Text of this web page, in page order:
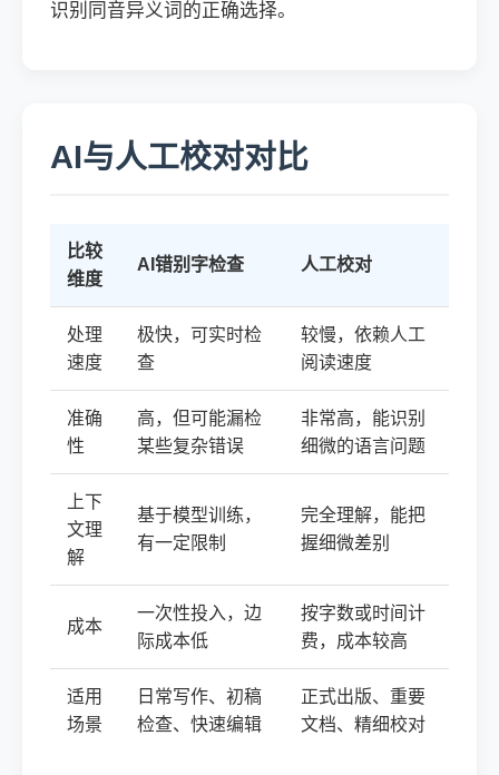
识别同音异义词的正确选择。
AI与人工校对对比
比较
维度
AI错别字检查 人工校对
处理
速度
极快，可实时检
查
较慢，依赖人工
阅读速度
准确
性
高，但可能漏检
某些复杂错误
非常高，能识别
细微的语言问题
上下
文理
解
基于模型训练，
有一定限制
完全理解，能把
握细微差别
成本
一次性投入，边
际成本低
按字数或时间计
费，成本较高
适用
场景
日常写作、初稿
检查、快速编辑
正式出版、重要
文档、精细校对